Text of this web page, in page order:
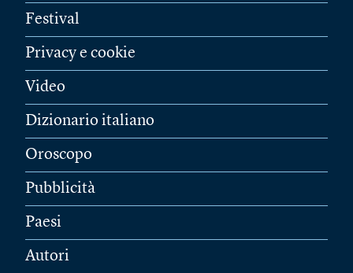
Festival
Privacy e cookie
Video
Dizionario italiano
Oroscopo
Pubblicità
Paesi
Autori